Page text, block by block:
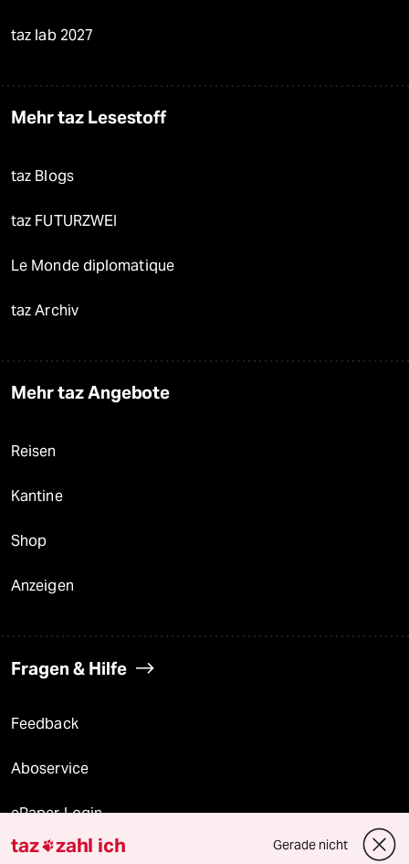
taz lab 2027
Mehr taz Lesestoff
taz Blogs
taz FUTURZWEI
Le Monde diplomatique
taz Archiv
Mehr taz Angebote
Reisen
Kantine
Shop
Anzeigen
Fragen & Hilfe
Feedback
Aboservice
ePaper Login
Downloads für Abonnierende
taz zahl ich Gerade nicht